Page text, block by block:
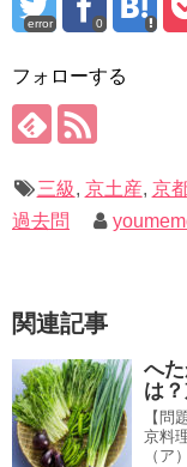
error 0
フォローする
三級, 京土産, 京
過去問
関連記事
へ
は
【問
京料
（